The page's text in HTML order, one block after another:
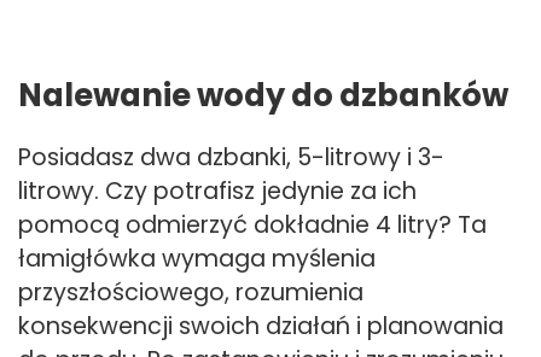
Nalewanie wody do dzbanków
Posiadasz dwa dzbanki, 5-litrowy i 3-
litrowy. Czy potrafisz jedynie za ich
pomocą odmierzyć dokładnie 4 litry? Ta
łamigłówka wymaga myślenia
przyszłościowego, rozumienia
konsekwencji swoich działań i planowania